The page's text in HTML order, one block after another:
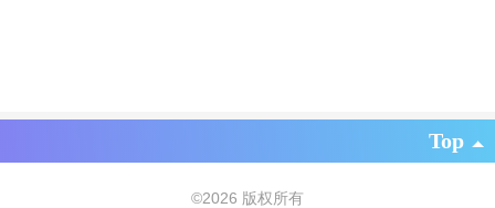
Top
©2026 版权所有